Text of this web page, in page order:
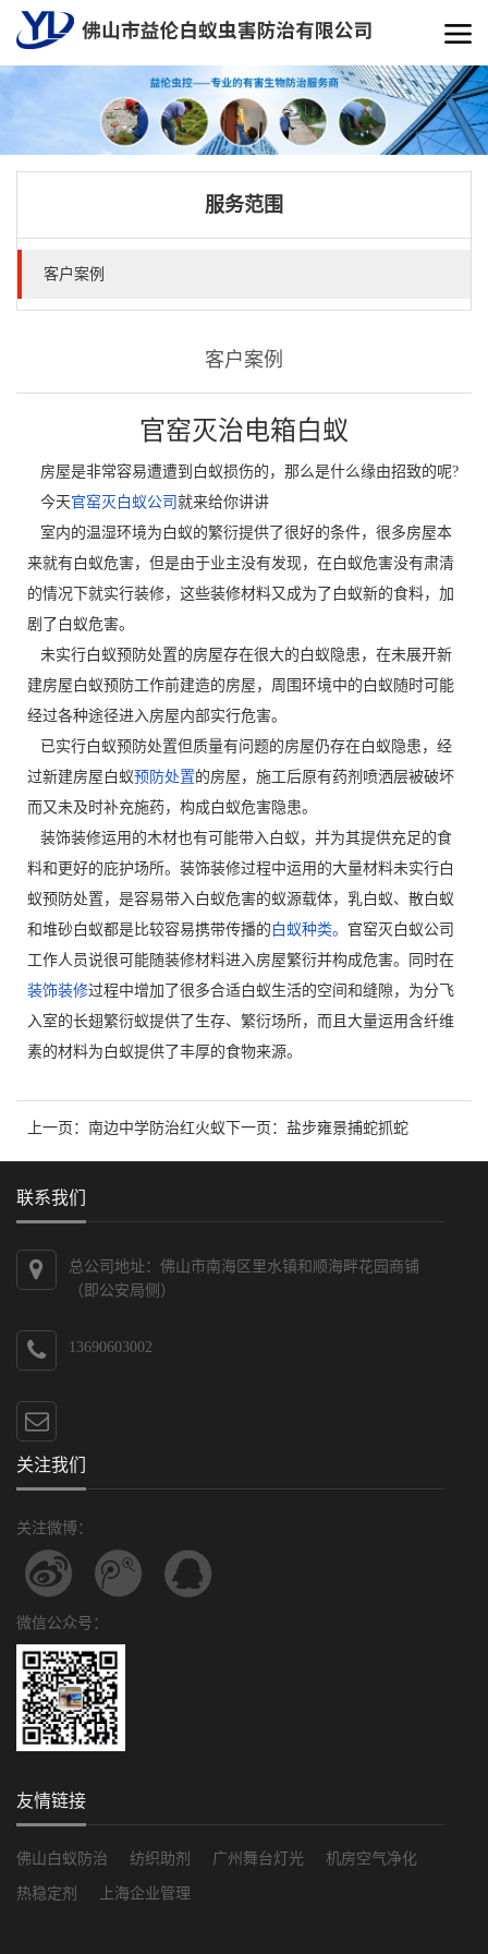
服务范围
客户案例
客户案例
官窑灭治电箱白蚁
房屋是非常容易遭遭到白蚁损伤的，那么是什么缘由招致的呢?
今天官窑灭白蚁公司就来给你讲讲
室内的温湿环境为白蚁的繁衍提供了很好的条件，很多房屋本
来就有白蚁危害，但是由于业主没有发现，在白蚁危害没有肃清
的情况下就实行装修，这些装修材料又成为了白蚁新的食料，加
剧了白蚁危害。
未实行白蚁预防处置的房屋存在很大的白蚁隐患，在未展开新
建房屋白蚁预防工作前建造的房屋，周围环境中的白蚁随时可能
经过各种途径进入房屋内部实行危害。
已实行白蚁预防处置但质量有问题的房屋仍存在白蚁隐患，经
过新建房屋白蚁预防处置的房屋，施工后原有药剂喷洒层被破坏
而又未及时补充施药，构成白蚁危害隐患。
装饰装修运用的木材也有可能带入白蚁，并为其提供充足的食
料和更好的庇护场所。装饰装修过程中运用的大量材料未实行白
蚁预防处置，是容易带入白蚁危害的蚁源载体，乳白蚁、散白蚁
和堆砂白蚁都是比较容易携带传播的 白蚁种类。 官窑灭白蚁公司
工作人员说很可能随装修材料进入房屋繁衍并构成危害。同时在
装饰装修过程中增加了很多合适白蚁生活的空间和缝隙，为分飞
入室的长翅繁衍蚁提供了生存、繁衍场所，而且大量运用含纤维
素的材料为白蚁提供了丰厚的食物来源。
上一页： 南边中学防治红火蚁下一页： 盐步雍景捕蛇抓蛇
联系我们
总公司地址：佛山市南海区里水镇和顺海畔花园商铺
（即公安局侧）
13690603002
关注我们
关注微博：
微信公众号：
友情链接
佛山白蚁防治 纺织助剂 广州舞台灯光 机房空气净化
热稳定剂 上海企业管理